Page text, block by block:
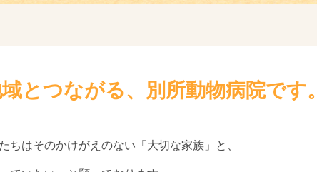
とつながる、別所動物病院です。
ちはそのかけがえのない「大切な家族」と、